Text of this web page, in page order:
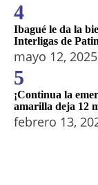
4
Ibagué le da la
Interligas de
mayo 12, 2025
5
¡Continua la
amarilla deja 12
febrero 13,